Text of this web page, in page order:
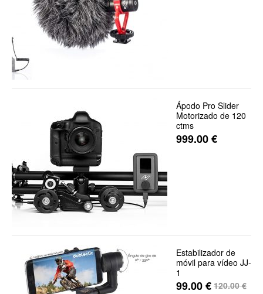
Ápodo Pro Slider
Motorizado de 120
ctms
999.00€
Estabilizador de
móvil para vídeo JJ-
1
120.00€
99.00€